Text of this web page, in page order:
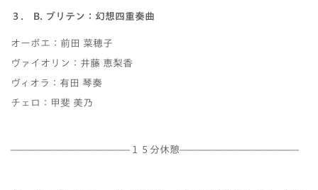
３． B. ブリテン：幻想四重奏曲
オーボエ：前田 菜穂子
ヴァイオリン：井藤 恵梨香
ヴィオラ：有田 琴奏
チェロ：甲斐 美乃
――――――――――――１５分休憩――――――――――――